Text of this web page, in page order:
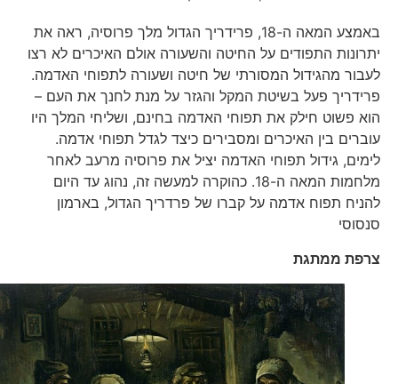
באמצע המאה ה-18, פרידריך הגדול מלך פרוסיה, ראה את
יתרונות התפודים על החיטה והשעורה אולם האיכרים לא רצו
לעבור מהגידול המסורתי של חיטה ושעורה לתפוחי האדמה.
פרידריך פעל בשיטת המקל והגזר על מנת לחנך את העם –
הוא פשוט חילק את תפוחי האדמה בחינם, ושליחי המלך היו
עוברים בין האיכרים ומסבירים כיצד לגדל תפוחי אדמה.
לימים, גידול תפוחי האדמה יציל את פרוסיה מרעב לאחר
מלחמות המאה ה-18. כהוקרה למעשה זה, נהוג עד היום
להניח תפוח אדמה על קברו של פרדריך הגדול, בארמון
סנסוסי
צרפת ממתגת